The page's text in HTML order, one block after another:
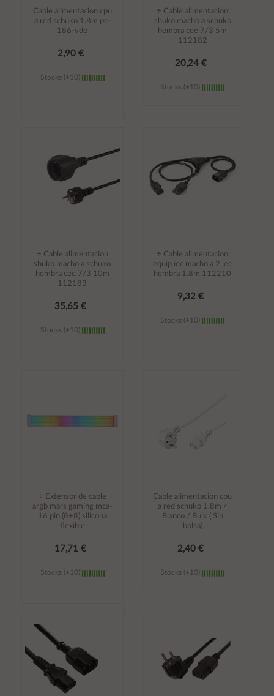
Cable alimentacion cpu
a red schuko 1.8m pc-
186-vde
2,90 €
Stocks (+10)
÷ Cable alimentacion
shuko macho a schuko
hembra cee 7/3 5m
112182
20,24 €
Stocks (+10)
÷ Cable alimentacion
shuko macho a schuko
hembra cee 7/3 10m
112183
35,65 €
Stocks (+10)
÷ Cable alimentacion
equip iec macho a 2 iec
hembra 1.8m 112210
9,32 €
Stocks (+10)
÷ Extensor de cable
argb mars gaming mca-
16 pin (8+8) silicona
flexible
17,71 €
Stocks (+10)
Cable alimentacion cpu
a red schuko 1.8m /
Blanco / Bulk ( Sin
bolsa)
2,40 €
Stocks (+10)